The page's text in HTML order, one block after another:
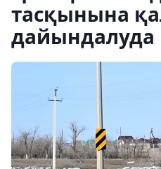
тасқынына
дайындалуда